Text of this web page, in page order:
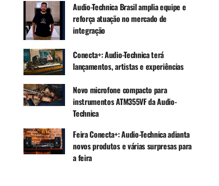
Google News
Os fones de ouvido M20x oferecem som com
qualidade de estúdio e conforto duradouro, e
possuem um conector de saída de 3,5 mm que
pode ser conectado diretamente ao microfone
para monitoramento conveniente.
O pacote também inclui um tripé de mesa e uma
braçadeira de microfone, um adaptador de 6,3
mm (1/4”) para fones de ouvido e um guia de
Audio-Technica Brasil amplia equipe e
reforça atuação no mercado de
integração
Conecta+: Audio-Technica terá
lançamentos, artistas e experiências
Novo microfone compacto para
instrumentos ATM355VF da Audio-
Technica
Feira Conecta+: Audio-Technica adianta
novos produtos e várias surpresas para
a feira